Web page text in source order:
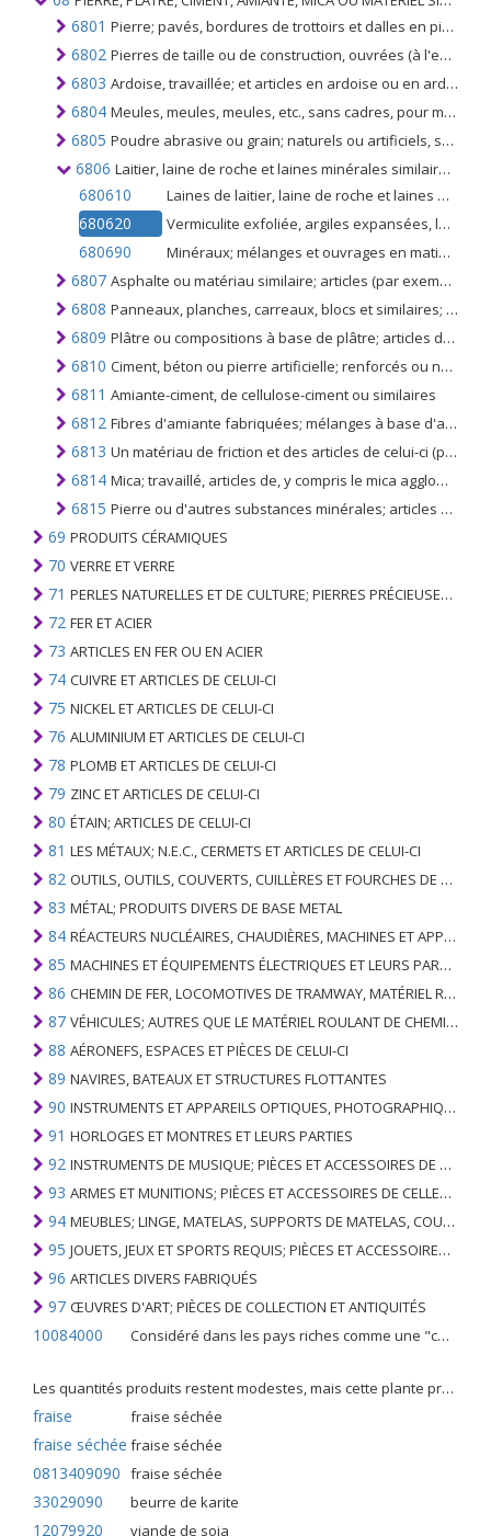
6801 Pierre; pavés, bordures de trottoirs et dalles en pierre naturelle (sauf en ardoise)
6802 Pierres de taille ou de construction, ouvrées (à l'exclusion de l'ardoise) et ouvrages en ces pierres (non du n ° 6801) cubes en mosaïque, etc., en pierres naturelles, y compris l'ardoise; granules artificiellement colorés de pierre naturelle
6803 Ardoise, travaillée; et articles en ardoise ou en ardoise agglomérée
6804 Meules, meules, meules, etc., sans cadres, pour meuler, aiguiser, polir, etc. et leurs parties, pierres naturelles, abrasifs agglomérés naturels ou artificiels ou en céramique
6805 Poudre abrasive ou grain; naturels ou artificiels, sur une base de matières textiles, en papier, en carton ou en autre matière, même découpés en forme ou cousus ou autrement confectionnés
6806 Laitier, laine de roche et laines minérales similaires; vermiculite expansée, argiles expansées, laitier expansé, mélanges et articles de chaleur, matériaux minéraux insonorisants ou insonorisants
680610 Laines de laitier, laine de roche et laines minérales similaires (y compris leurs mélanges), en vrac, en feuilles ou en rouleaux
680620 Vermiculite exfoliée, argiles expansées, laitier expansé et matières minérales expansées similaires (y compris leurs mélanges)
680690 Minéraux; mélanges et ouvrages en matières minérales isolantes à la chaleur, insonorisantes ou insonorisantes, autres que ceux du no. 6811 ou 6812 ou du chapitre 69
6807 Asphalte ou matériau similaire; articles (par exemple bitume de pétrole ou brai de goudron de houille)
6808 Panneaux, planches, carreaux, blocs et similaires; de fibres végétales, de pailles, copeaux, copeaux, particules, sciures ou autres déchets, de bois, agglomérés avec du ciment, du plâtre ou d'autres liants minéraux
6809 Plâtre ou compositions à base de plâtre; articles de ces articles
6810 Ciment, béton ou pierre artificielle; renforcés ou non, leurs articles
6811 Amiante-ciment, de cellulose-ciment ou similaires
6812 Fibres d'amiante fabriquées; mélanges à base d'amiante ou d'amiante et de carbonate de magnésium; ouvrages en ces mélanges ou en amiante (fils, tissus, vêtements, chaussures, par exemple), même armés, non compris dans les nos 6811 ou 6813
6813 Un matériau de friction et des articles de celui-ci (par exemple des feuilles, des rouleaux, des bandes, des segments, des disques, des rondelles, des tampons) non montés; pour freins, embrayages ou similaires, à base d'amiante, d'autres substances minérales ou de cellulose
6814 Mica; travaillé, articles de, y compris le mica aggloméré ou reconstitué; sur support de papier, de carton ou d'autres matériaux
6815 Pierre ou d'autres substances minérales; articles en ces matières (y compris les articles en tourbe), n.c.a. ou inclus
69 PRODUITS CÉRAMIQUES
70 VERRE ET VERRE
71 PERLES NATURELLES ET DE CULTURE; PIERRES PRÉCIEUSES, SEMI-PRÉCIEUSES; MÉTAUX PRÉCIEUX, PLAQUÉS OU DOUBLÉS DE MÉTAUX PRÉCIEUX ET OUVRAGES EN CES MATIÈRES; IMITATION BIJOUTERIE; PIÈCE DE MONNAIE
72 FER ET ACIER
73 ARTICLES EN FER OU EN ACIER
74 CUIVRE ET ARTICLES DE CELUI-CI
75 NICKEL ET ARTICLES DE CELUI-CI
76 ALUMINIUM ET ARTICLES DE CELUI-CI
78 PLOMB ET ARTICLES DE CELUI-CI
79 ZINC ET ARTICLES DE CELUI-CI
80 ÉTAIN; ARTICLES DE CELUI-CI
81 LES MÉTAUX; N.E.C., CERMETS ET ARTICLES DE CELUI-CI
82 OUTILS, OUTILS, COUVERTS, CUILLÈRES ET FOURCHES DE MÉTAUX DE BASE; PARTIES DE CELLES-CI, EN METAL DE BASE
83 MÉTAL; PRODUITS DIVERS DE BASE METAL
84 RÉACTEURS NUCLÉAIRES, CHAUDIÈRES, MACHINES ET APPAREILS MÉCANIQUES; PARTIES DE CELLES-CI
85 MACHINES ET ÉQUIPEMENTS ÉLECTRIQUES ET LEURS PARTIES; ENREGISTREURS ET REPRODUCTEURS SONORES; APPAREILS D'ENREGISTREMENT OU DE REPRODUCTION DES IMAGES ET DU SON EN TÉLÉVISION, PIÈCES ET ACCESSOIRES DE TELS ARTICLES
86 CHEMIN DE FER, LOCOMOTIVES DE TRAMWAY, MATÉRIEL ROULANT ET LEURS PARTIES; RACCORDS DE CHEMIN DE FER OU DE TRAMWAY ET RACCORDS ET PIÈCES DE CELLES-CI; ÉQUIPEMENT DE SIGNALISATION DE TRAFIC MÉCANIQUE (Y COMPRIS ÉLECTRO-MÉCANIQUE) DE TOUS TYPES
87 VÉHICULES; AUTRES QUE LE MATÉRIEL ROULANT DE CHEMIN DE FER OU DE TRAMWAY, ET LEURS PIÈCES ET ACCESSOIRES
88 AÉRONEFS, ESPACES ET PIÈCES DE CELUI-CI
89 NAVIRES, BATEAUX ET STRUCTURES FLOTTANTES
90 INSTRUMENTS ET APPAREILS OPTIQUES, PHOTOGRAPHIQUES, CINÉMATOGRAPHIQUES, DE MESURE, DE CONTRÔLE, DE MÉDECINE OU DE CHIRURGIE; PIÈCES ET ACCESSOIRES
91 HORLOGES ET MONTRES ET LEURS PARTIES
92 INSTRUMENTS DE MUSIQUE; PIÈCES ET ACCESSOIRES DE TELS ARTICLES
93 ARMES ET MUNITIONS; PIÈCES ET ACCESSOIRES DE CELLES-CI
94 MEUBLES; LINGE, MATELAS, SUPPORTS DE MATELAS, COUSSINS ET AMEUBLEMENT SIMILAIRE FARCI; LAMPES ET RACCORDS D'ÉCLAIRAGE, N.E.C .; SIGNES LUMINEUSES, PLAQUES DE NOMS LUMINEUSES ET SIMILAIRES; BÂTIMENTS PRÉFABRIQUÉS
95 JOUETS, JEUX ET SPORTS REQUIS; PIÈCES ET ACCESSOIRES DE CELLES-CI
96 ARTICLES DIVERS FABRIQUÉS
97 ŒUVRES D'ART; PIÈCES DE COLLECTION ET ANTIQUITÉS
10084000 Considéré dans les pays riches comme une "céréale mineure", le fonio blanc est une graminée de la famille des poaceae cultivée pour ses graines dans certaines régions d'Afrique.
Les quantités produits restent modestes, mais cette plante présente malgré tout de nombreuses qualités. Elle est utilisé dans l'alimentation humaine et entre dans la préparation de nombreuses recettes traditionnelles africaines comme le couscous, la bouillie, les boulettes, les beignets et même le pain.
fraise fraise séchée
fraise séchée fraise séchée
0813409090 fraise séchée
33029090 beurre de karite
12079920 viande de soja